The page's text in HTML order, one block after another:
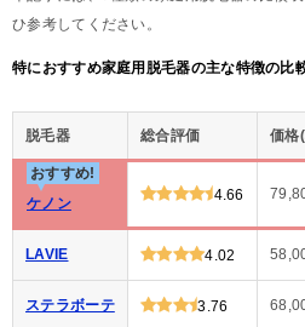
ひ参考してください。
特におすすめ家庭用脱毛器の主な特徴の比
脱毛器 総合評価 価格
おすすめ!
ケノン
4.66
LAVIE 4.02
ステラボーテ 3.76